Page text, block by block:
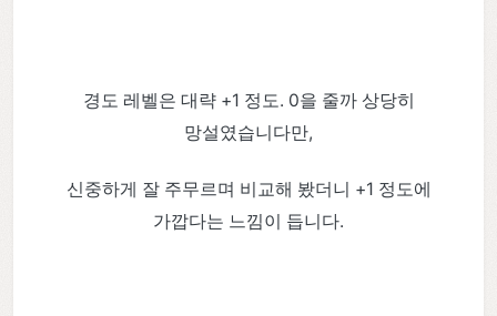
경도 레벨은 대략 +1 정도. 0을 줄까 상당히
망설였습니다만,
신중하게 잘 주무르며 비교해 봤더니 +1 정도에
가깝다는 느낌이 듭니다.